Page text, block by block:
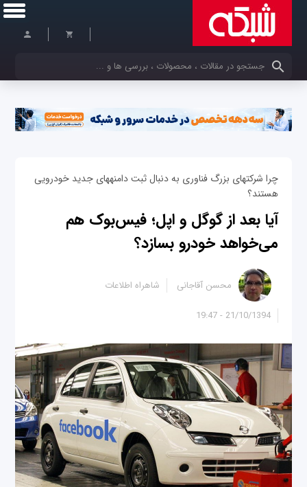
کلمات کلیدی خود را وارد کنید
چرا شرکت‎های بزرگ فناوری به دنبال ثبت دامنه‎های جدید خودرویی
هستند؟
آیا بعد از گوگل و اپل؛ فیس‌بوک هم
می‌خواهد خودرو بسازد؟
21/10/1394 - 19:47
محسن آقاجانی شاهراه اطلاعات